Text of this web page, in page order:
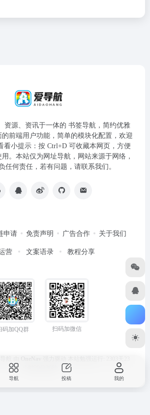
资源、资讯于一体的 书签导航，简约优雅
前端用户功能，简单的模块化配置，欢迎
看小提示：按 Ctrl+D 可收藏本网页，方便
。本站仅为网址导航，网站来源于网络，
任何责任，若有问题，请联系我们。
申请 免责声明 广告合作 关于我们
营 文案语录 教程分享
码加QQ群 扫码加微信
导航 投稿 我的